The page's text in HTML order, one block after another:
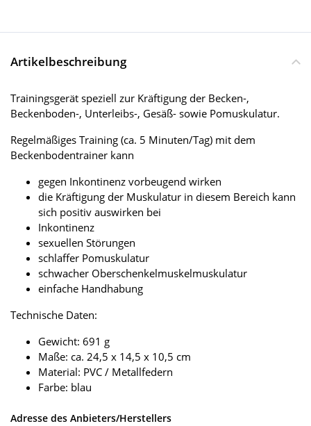
Artikelbeschreibung
Trainingsgerät speziell zur Kräftigung der Becken-,
Beckenboden-, Unterleibs-, Gesäß- sowie Pomuskulatur.
Regelmäßiges Training (ca. 5 Minuten/Tag) mit dem
Beckenbodentrainer kann
gegen Inkontinenz vorbeugend wirken
die Kräftigung der Muskulatur in diesem Bereich kann
sich positiv auswirken bei
Inkontinenz
sexuellen Störungen
schlaffer Pomuskulatur
schwacher Oberschenkelmuskelmuskulatur
einfache Handhabung
Technische Daten:
Gewicht: 691 g
Maße: ca. 24,5 x 14,5 x 10,5 cm
Material: PVC / Metallfedern
Farbe: blau
Adresse des Anbieters/Herstellers